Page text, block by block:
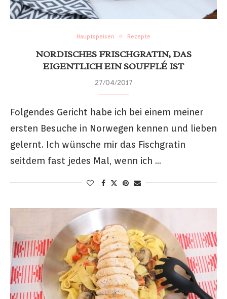
Hauptspeisen Rezepte
NORDISCHES FRISCHGRATIN, DAS
EIGENTLICH EIN SOUFFLÉ IST
27/04/2017
Folgendes Gericht habe ich bei einem meiner
ersten Besuche in Norwegen kennen und lieben
gelernt. Ich wünsche mir das Fischgratin
seitdem fast jedes Mal, wenn ich …